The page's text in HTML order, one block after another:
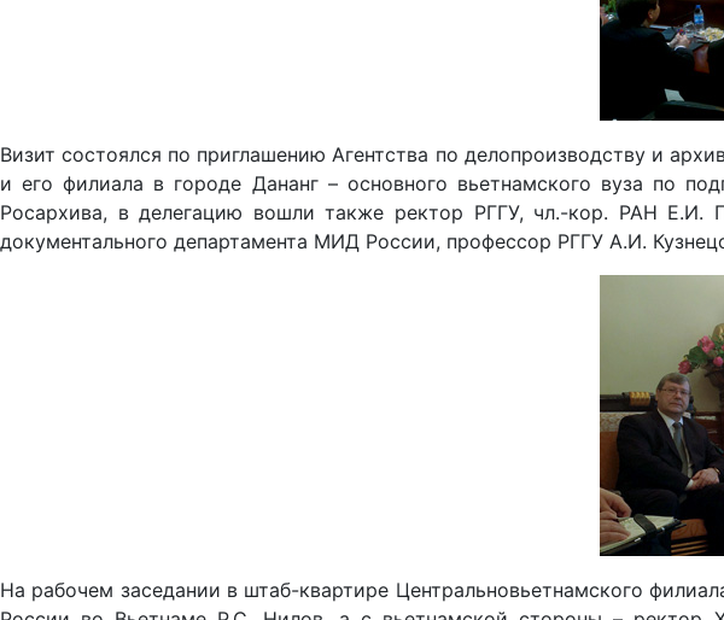
Визит состоялся по приглашению Агентства по делопроизводству и
и его филиала в городе Дананг – основного вьетнамского вуза по
Росархива, в делегацию вошли также ректор РГГУ, чл.-кор. РАН
документального департамента МИД России, профессор РГГУ А.И.
На рабочем заседании в штаб-квартире Центральновьетнамского